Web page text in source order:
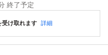
終了予定
受け取れます 詳細